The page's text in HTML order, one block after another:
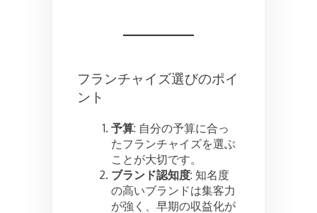
フランチャイズ選びのポイ
ント
予算: 自分の予算に合っ
たフランチャイズを選ぶ
ことが大切です。
ブランド認知度: 知名度
の高いブランドは集客力
が強く、早期の収益化が